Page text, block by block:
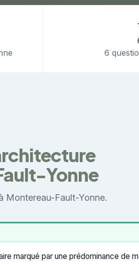
6
Yonne
Montereau-Fault-Yonne.
marqué par une prédominance de